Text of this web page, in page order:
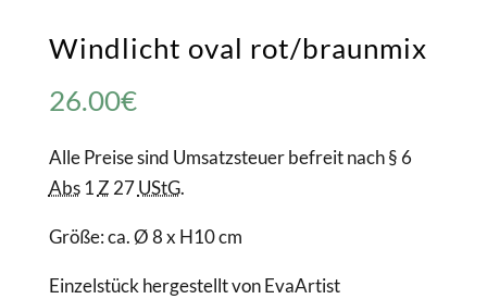
Windlicht oval rot/braunmix
26.00€
Alle Preise sind Umsatzsteuer befreit nach § 6
Abs1Z 27UStG.
Größe: ca. Ø 8 x H10 cm
Einzelstück hergestellt von EvaArtist